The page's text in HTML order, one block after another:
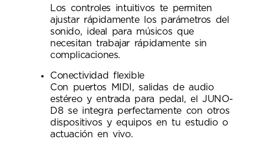
Los controles intuitivos te permiten
ajustar rápidamente los parámetros del
sonido, ideal para músicos que
necesitan trabajar rápidamente sin
complicaciones.
Conectividad flexible
Con puertos MIDI, salidas de audio
estéreo y entrada para pedal, el JUNO-
D8 se integra perfectamente con otros
dispositivos y equipos en tu estudio o
actuación en vivo.